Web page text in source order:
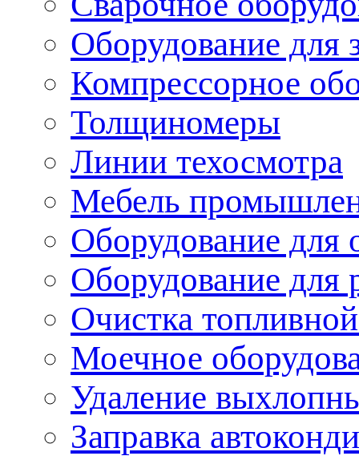
Оборудование для
Компрессорное
Толщиномеры
Линии техосмотра
Мебель
Оборудование для
Оборудование для
Очистка
Моечное
Удаление
Заправка